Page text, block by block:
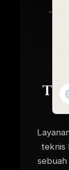
—
teknis